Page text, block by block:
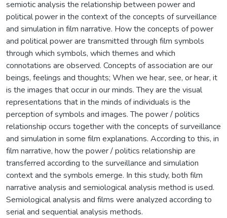
semiotic analysis the relationship between power and
political power in the context of the concepts of surveillance
and simulation in film narrative. How the concepts of power
and political power are transmitted through film symbols
through which symbols, which themes and which
connotations are observed. Concepts of association are our
beings, feelings and thoughts; When we hear, see, or hear, it
is the images that occur in our minds. They are the visual
representations that in the minds of individuals is the
perception of symbols and images. The power / politics
relationship occurs together with the concepts of surveillance
and simulation in some film explanations. According to this, in
film narrative, how the power / politics relationship are
transferred according to the surveillance and simulation
context and the symbols emerge. In this study, both film
narrative analysis and semiological analysis method is used.
Semiological analysis and films were analyzed according to
serial and sequential analysis methods.